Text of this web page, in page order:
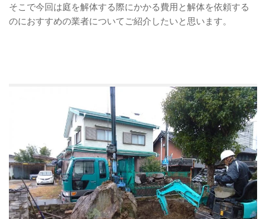
そこで今回は庭を解体する際にかかる費用と解体を依頼する
のにおすすめの業者についてご紹介したいと思います。